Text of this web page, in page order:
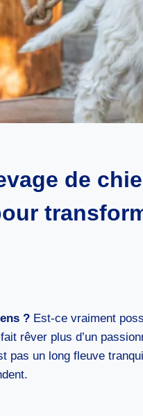
de
? Est-ce vraiment
rêver plus d’un
pas un long fleuve